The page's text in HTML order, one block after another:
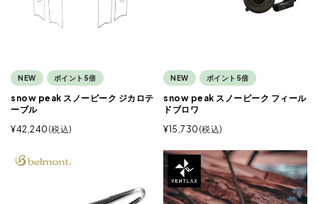
NEW ポイント5倍
snow peak スノーピーク ジカロテ
ーブル
¥42,240 税込
NEW ポイント5倍
snow peak スノーピーク フィール
ドブロワ
¥15,730 税込